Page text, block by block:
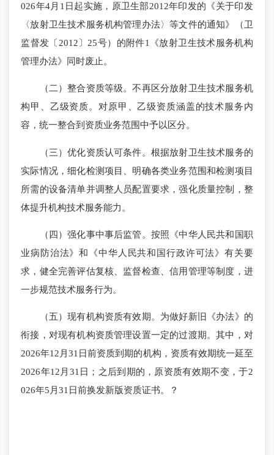
026年4月1日起实施，原卫生部2012年印发的《关于印发
〈放射卫生技术服务机构管理办法〉等文件的通知》（卫
监督发〔2012〕25号）的附件1《放射卫生技术服务机构
管理办法》同时废止。
（二）整合资质等级。不再区分放射卫生技术服务机
构甲、乙级资质。对原甲、乙级资质涵盖的技术服务内
容，统一整合到资质业务范围中予以区分。
（三）优化资质认可条件。根据放射卫生技术服务的
实际情况，细化检测项目、明确各类业务范围和检测项目
所需的设备清单并调整人员配置要求，强化质量控制，整
体提升机构技术服务能力。
（四）强化事中事后监管。按照《中华人民共和国职
业病防治法》和《中华人民共和国行政许可法》有关要
求，健全完善评估复核、监督检查、信用管理等制度，进
一步规范技术服务行为。
（五）现有机构资质有效期。为做好新旧《办法》的
衔接，对现有机构资质管理设置一定的过渡期。其中，对
2026年12月31日前资质到期的机构，资质有效期统一延至
2026年12月31日；之后到期的，原资质有效期不变，于2
026年5月31日前换发新版资质证书。？